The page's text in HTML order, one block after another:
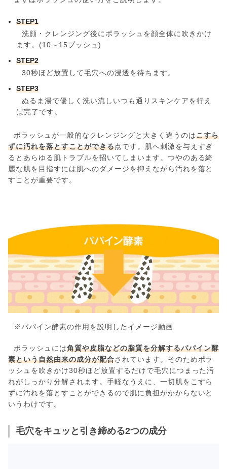
STEP1
洗顔・クレンジング後にポラッシュを顔全体に吹きかけ
ます。(10～15プッシュ)
STEP2
30秒ほど放置して毛穴への浸透を待ちます。
STEP3
ぬるま湯で優しく洗い流しいつも通りスキンケアを行え
ば完了です。
ポラッシュが一般的なクレンジングと大きく違うのはこすら
ずに汚れを落とすことができる点です。肌へ刺激を与えすぎ
るとあらゆる肌トラブルを招いてしまいます。つやのある綺
麗な肌を目指すには肌へのダメージを抑えながら汚れを落と
すことが重要です。
※パパイン酵素の作用を説明したイメージ動画
ポラッシュには角質や皮脂などの脂質を分解するパパイン酵
素という自然由来の成分が配合されています。そのためポラ
ッシュを吹きかけ30秒ほど放置するだけで毛穴につまった汚
れがしっかり分解されます。手軽なうえに、一切肌をこすら
ずに汚れを落とすことができるので肌に負担がかからないと
いうわけです。
毛穴をキュッと引き締める2つの成分